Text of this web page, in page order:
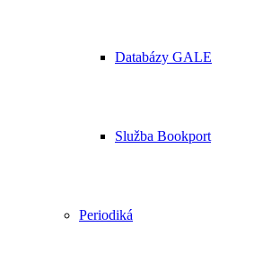
Databázy GALE
Služba Bookport
Periodiká